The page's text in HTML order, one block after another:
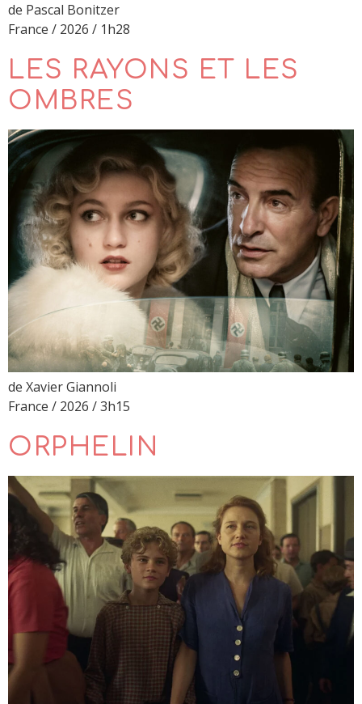
de Pascal Bonitzer
France / 2026 / 1h28
LES RAYONS ET LES
OMBRES
de Xavier Giannoli
France / 2026 / 3h15
ORPHELIN